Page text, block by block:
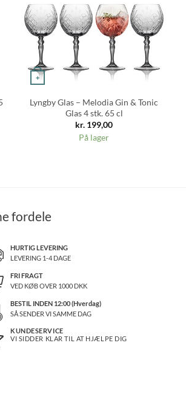
+
Lyngby Glas – Melodia Gin & Tonic
Glas 4 stk. 65 cl
kr. 199,00
På lager
fordele
HURTIG LEVERING
LEVERING 1-4 DAGE
FRI FRAGT
VED KØB OVER 1000DKK
BESTIL INDEN 12:00 (Hverdag)
SÅ SENDER VI SAMME DAG
KUNDESERVICE
VI SIDDER KLAR TIL AT HJÆLPE DIG